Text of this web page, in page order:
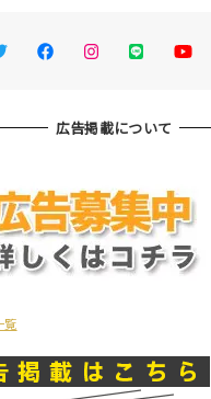
TwitterFacebookInstagram
LINE
広告掲載について
覧